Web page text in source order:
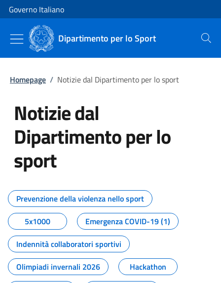
Vai al contenuto
Vai alla navigazione del sito
Governo Italiano
Dipartimento per lo Sport Cerca
Homepage / Notizie dal Dipartimento per lo sport
Notizie dal
Dipartimento per lo
sport
Tutti i contenuti della pagina
Prevenzione della violenza nello sport
5x1000
Emergenza COVID-19 (1)
Indennità collaboratori sportivi
Olimpiadi invernali 2026
Hackathon